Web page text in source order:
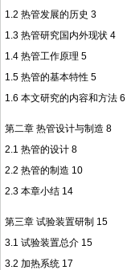
1.2 热管发展的历史 3
1.3 热管研究国内外现状 4
1.4 热管工作原理 5
1.5 热管的基本特性 5
1.6 本文研究的内容和方法 6
第二章 热管设计与制造 8
2.1 热管的设计 8
2.2 热管的制造 10
2.3 本章小结 14
第三章 试验装置研制 15
3.1 试验装置总介 15
3.2 加热系统 17